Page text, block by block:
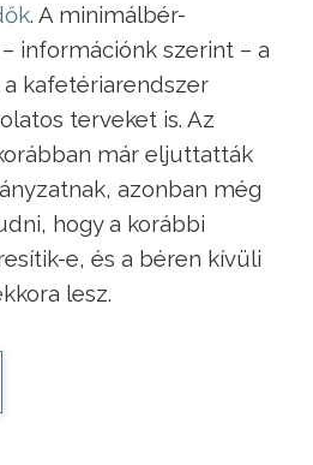
. A minimálbér-
információnk szerint – a
kafetériarendszer
terveket is. Az
már eljuttatták
azonban még
hogy a korábbi
e, és a béren kívüli
lesz.